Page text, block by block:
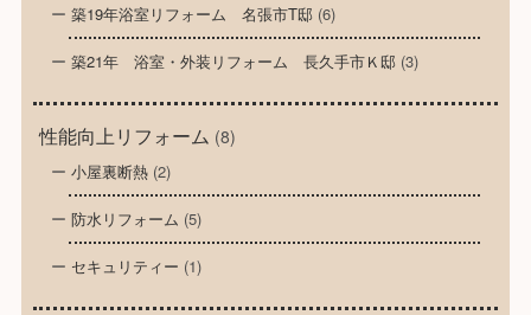
築19年浴室リフォーム 名張市T邸(6)
築21年 浴室・外装リフォーム 長久手市Ｋ邸(3)
性能向上リフォーム (8)
小屋裏断熱(2)
防水リフォーム (5)
セキュリティー (1)